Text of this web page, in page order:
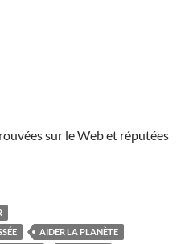
sur le Web et réputées
AIDER LA PLANÈTE